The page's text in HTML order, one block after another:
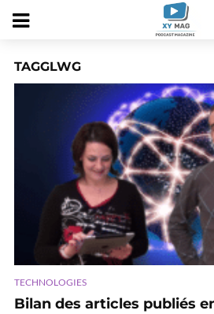
TAGGLWG
TECHNOLOGIES
Bilan des articles publiés